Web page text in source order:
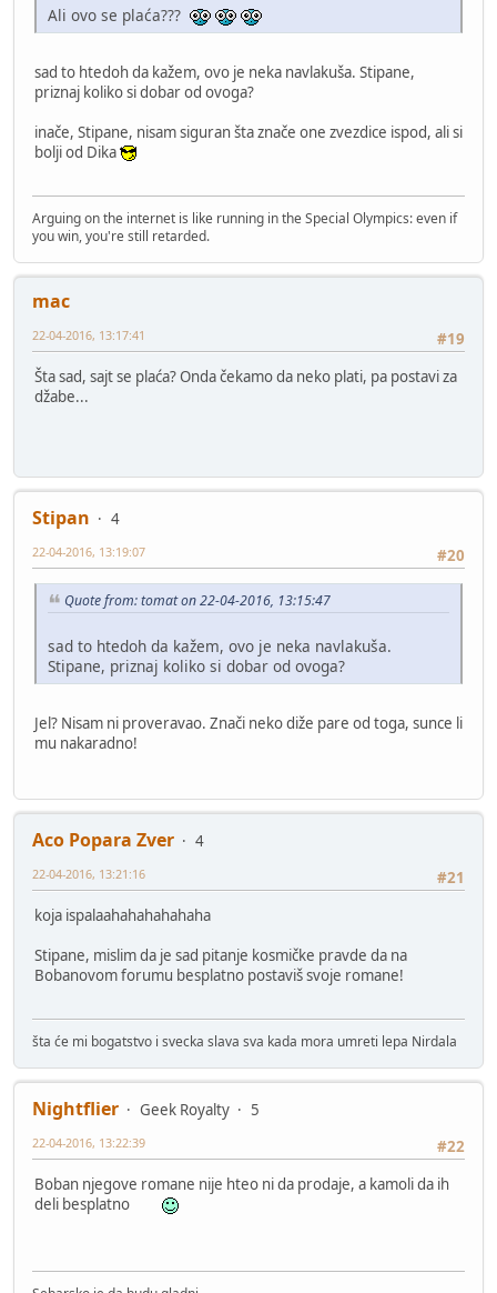
Ali ovo se plaća???
sad to htedoh da kažem, ovo je neka navlakuša. Stipane,
priznaj koliko si dobar od ovoga?
inače, Stipane, nisam siguran šta znače one zvezdice ispod, ali si
bolji od Dika
Arguing on the internet is like running in the Special Olympics: even if
you win, you're still retarded.
mac
#19
22-04-2016, 13:17:41
Šta sad, sajt se plaća? Onda čekamo da neko plati, pa postavi za
džabe...
Stipan
4
#20
22-04-2016, 13:19:07
Quote from: tomat on 22-04-2016, 13:15:47
sad to htedoh da kažem, ovo je neka navlakuša.
Stipane, priznaj koliko si dobar od ovoga?
Jel? Nisam ni proveravao. Znači neko diže pare od toga, sunce li
mu nakaradno!
Aco Popara Zver
4
#21
22-04-2016, 13:21:16
koja ispalaahahahahahaha
Stipane, mislim da je sad pitanje kosmičke pravde da na
Bobanovom forumu besplatno postaviš svoje romane!
šta će mi bogatstvo i svecka slava sva kada mora umreti lepa Nirdala
Nightflier Geek Royalty
5
#22
22-04-2016, 13:22:39
Boban njegove romane nije hteo ni da prodaje, a kamoli da ih
deli besplatno